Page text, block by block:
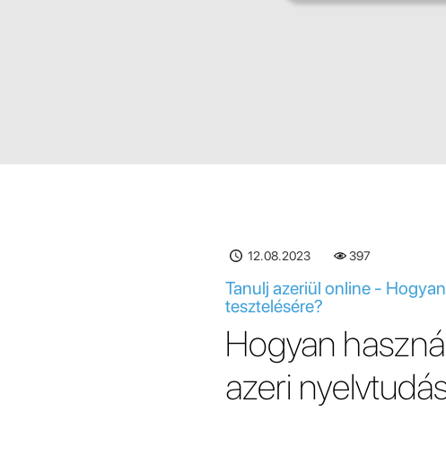
12.08.2023 397
Tanulj azeriül online -
tesztelésére?
Hogyan
azeri